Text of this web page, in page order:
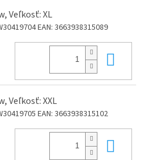
Veľkosť: XL
EAN: 3663938315089
Veľkosť: XXL
EAN: 3663938315102